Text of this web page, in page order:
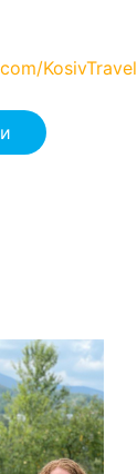
KosivTravel